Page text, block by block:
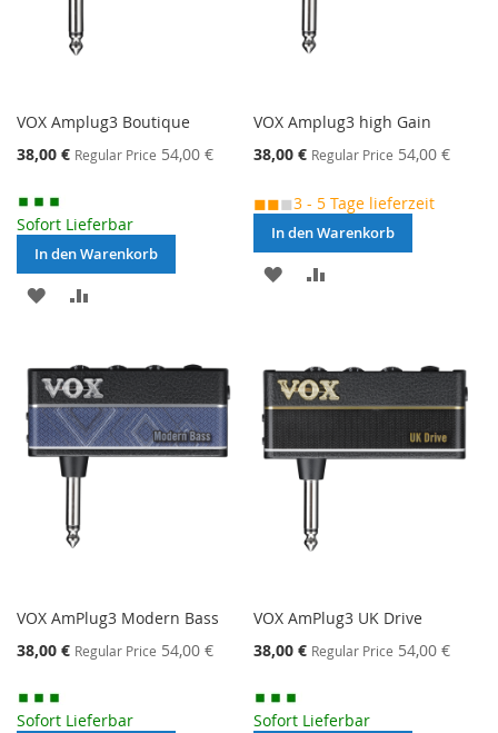
VOX Amplug3 Boutique
Special
38,00 € Regular Price 54,00 €
Sofort Lieferbar
In den Warenkorb
MERKEN
HINZUFÜGEN
VOX Amplug3 high Gain
Special
38,00 € Regular Price 54,00 €
◼◼◼3 - 5 Tage lieferzeit
In den Warenkorb
MERKEN
VOX AmPlug3 Modern Bass
Special
38,00 € Regular Price 54,00 €
Sofort Lieferbar
VOX AmPlug3 UK Drive
Special
38,00 € Regular Price 54,00 €
Sofort Lieferbar